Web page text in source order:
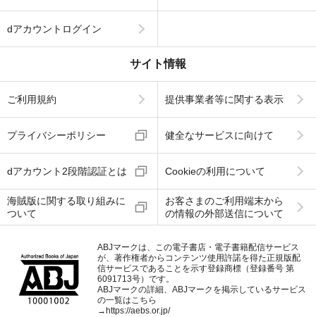
dアカウントログイン
サイト情報
ご利用規約 提供事業者等に関する表示
プライバシーポリシー 健全なサービスに向けて
dアカウント2段階認証とは Cookieの利用について
海賊版に関する取り組みに
ついて
お客さまのご利用端末から
の情報の外部送信について
ABJマークは、この電子書店・電子書籍配信サービス
が、著作権者からコンテンツ使用許諾を得た正規版配
信サービスであることを示す登録商標（登録番号 第
6091713号）です。
ABJマークの詳細、ABJマークを掲示しているサービス
の一覧はこちら
→ https://aebs.or.jp/